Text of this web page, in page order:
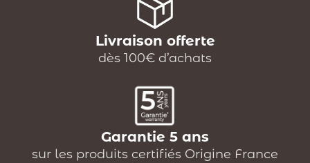
Livraison offerte
dès 100€ d’achats
Garantie 5 ans
sur les produits certifiés Origine France